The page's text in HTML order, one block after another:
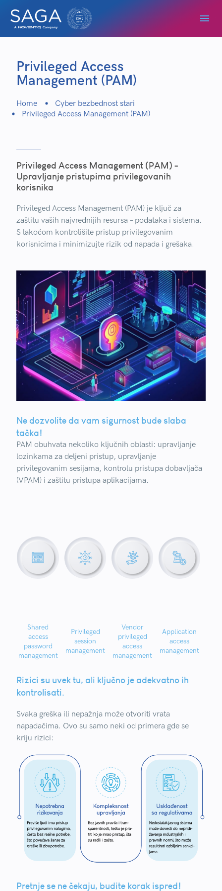
Privileged Access
Management (PAM)
Home
Cyber bezbednost stari
Privileged Access Management (PAM)
Privileged Access Management (PAM) -
Upravljanje pristupima privilegovanih
korisnika
Privileged Access Management (PAM) je ključ za
zaštitu vaših najvrednijih resursa – podataka i sistema.
S lakoćom kontrolišite pristup privilegovanim
korisnicima i minimizujte rizik od napada i grešaka.
Ne dozvolite da vam sigurnost bude slaba
tačka!
PAM obuhvata nekoliko ključnih oblasti: upravljanje
lozinkama za deljeni pristup, upravljanje
privilegovanim sesijama, kontrolu pristupa dobavljača
(VPAM) i zaštitu pristupa aplikacijama.
Shared
access
password
management
Privileged
session
management
Vendor
privileged
access
management
Application
access
management
Rizici su uvek tu, ali ključno je adekvatno ih
kontrolisati.
Svaka greška ili nepažnja može otvoriti vrata
napadačima. Ovo su samo neki od primera gde se
kriju rizici:
Pretnje se ne čekaju, budite korak ispred!